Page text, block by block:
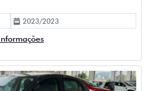
2023/2023